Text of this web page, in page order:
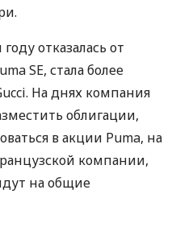
отказалась от
SE, стала более
На днях компания
облигации,
в акции Puma, на
компании,
на общие